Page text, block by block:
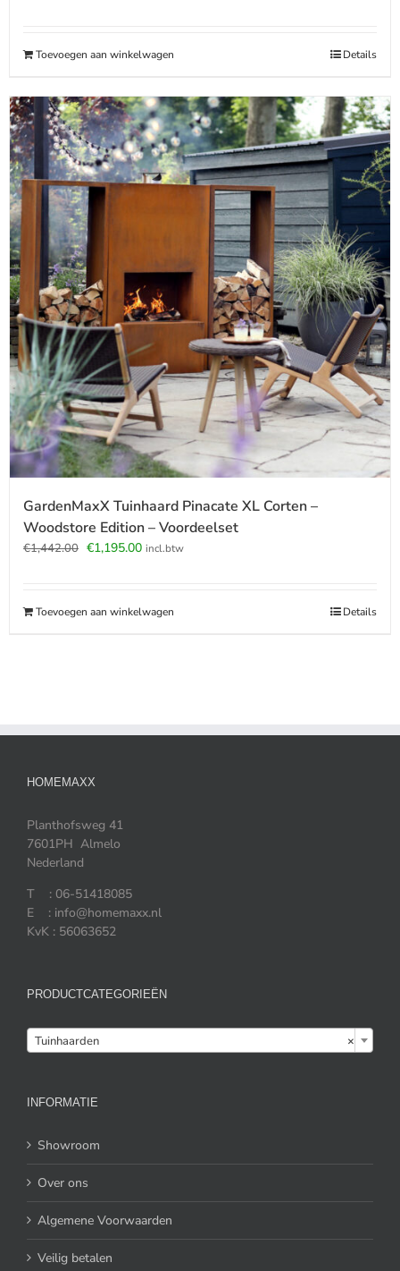
€279.00. €219.00.
Toevoegen aan winkelwagen Details
GardenMaxX Tuinhaard Pinacate XL Corten –
Woodstore Edition – Voordeelset
€1,442.00 Oorspronkelijke
€1,442.00.
€1,195.00Huidige
incl.btw
Toevoegen aan winkelwagen Details
HOMEMAXX
Planthofsweg 41
7601PH Almelo
Nederland
T : 06-51418085
E : info@homemaxx.nl
KvK : 56063652
PRODUCTCATEGORIEËN
×
Tuinhaarden
INFORMATIE
Showroom
Over ons
Algemene Voorwaarden
Veilig betalen